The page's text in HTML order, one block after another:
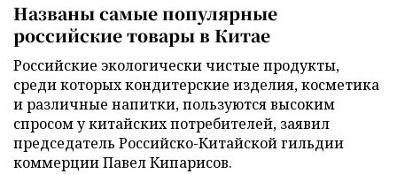
Названы самые популярные
российские товары в Китае
Российские экологически чистые продукты,
среди которых кондитерские изделия, косметика
и различные напитки, пользуются высоким
спросом у китайских потребителей, заявил
председатель Российско-Китайской гильдии
коммерции Павел Кипарисов.